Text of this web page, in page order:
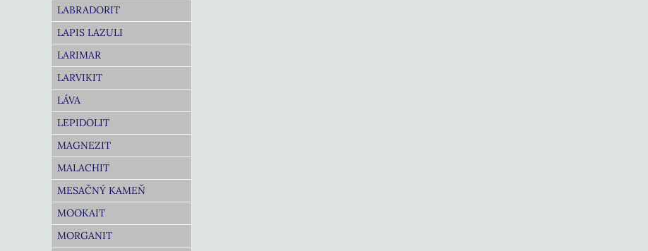
LABRADORIT
LAPIS LAZULI
LARIMAR
LARVIKIT
LÁVA
LEPIDOLIT
MAGNEZIT
MALACHIT
MESAČNÝ KAMEŇ
MOOKAIT
MORGANIT